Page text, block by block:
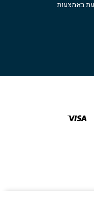
עת באמצעות